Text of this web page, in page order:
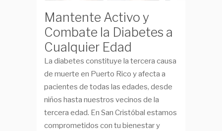
Mantente Activo y
Combate la Diabetes a
Cualquier Edad
La diabetes constituye la tercera causa
de muerte en Puerto Rico y afecta a
pacientes de todas las edades, desde
niños hasta nuestros vecinos de la
tercera edad. En San Cristóbal estamos
comprometidos con tu bienestar y